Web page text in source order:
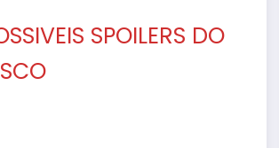
SPOILERS DO